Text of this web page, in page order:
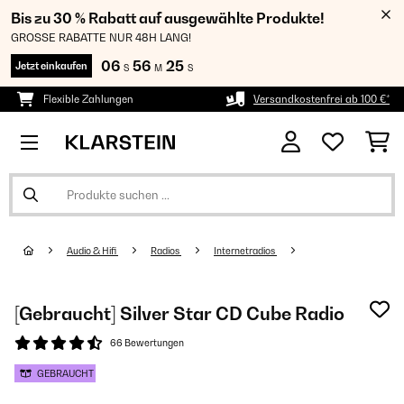
Bis zu 30 % Rabatt auf ausgewählte Produkte!
GROSSE RABATTE NUR 48H LANG!
Jetzt einkaufen 06 S 56 M 24 S
Flexible Zahlungen Versandkostenfrei ab 100 €*
Audio & Hifi Radios Internetradios
[Gebraucht] Silver Star CD Cube Radio
66 Bewertungen
GEBRAUCHT